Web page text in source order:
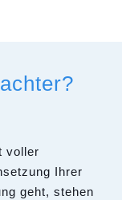
voller
Ihrer
geht, stehen